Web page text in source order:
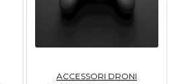
ACCESSORI DRONI